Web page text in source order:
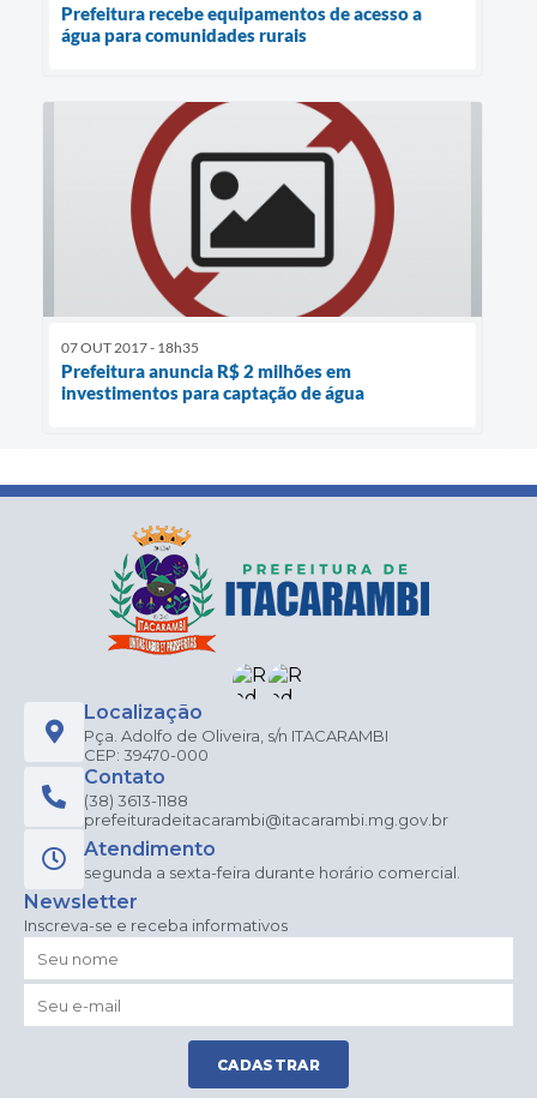
Prefeitura recebe equipamentos de acesso a
água para comunidades rurais
07 OUT 2017 - 18h35
Prefeitura anuncia R$ 2 milhões em
investimentos para captação de água
Localização
Pça. Adolfo de Oliveira, s/n ITACARAMBI
CEP: 39470-000
Contato
(38) 3613-1188
prefeituradeitacarambi@itacarambi.mg.gov.br
Atendimento
segunda a sexta-feira durante horário comercial.
Newsletter
Inscreva-se e receba informativos
CADASTRAR